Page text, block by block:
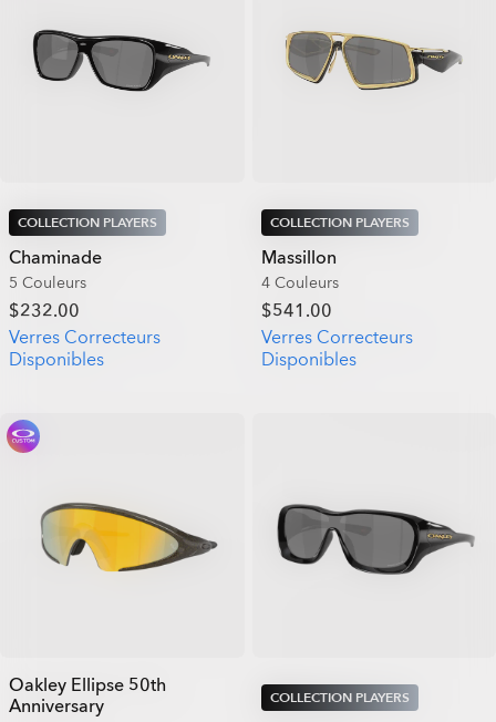
COLLECTION PLAYERS
Chaminade
5 Couleurs
$232.00
Verres Correcteurs
Disponibles
COLLECTION PLAYERS
Massillon
4 Couleurs
$541.00
Verres Correcteurs
Disponibles
Oakley Ellipse 50th
Anniversary
COLLECTION PLAYERS